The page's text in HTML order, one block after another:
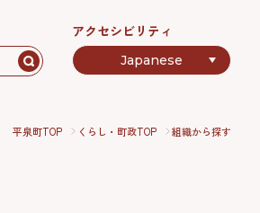
アクセシビリティ
平泉町TOP くらし・町政TOP 組織から探す